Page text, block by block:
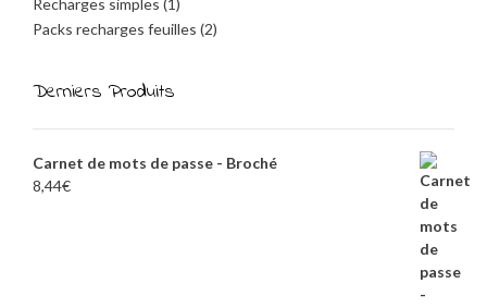
Recharges simples (1)
Packs recharges feuilles (2)
Derniers Produits
Carnet de mots de passe - Broché
8,44€